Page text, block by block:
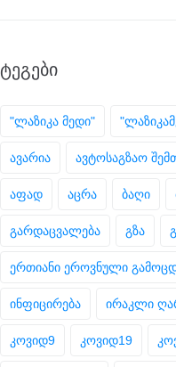
ᲢᲔᲒᲔᲑᲘ
"ლაზიკა მედი"
ავარია ავტოსაგზაო
აფად აცრა ბაღი
გარდაცვალება გზა
ერთიანი ეროვნული
ინფიცირება ირაკლი
კოვიდ9 კოვიდ19